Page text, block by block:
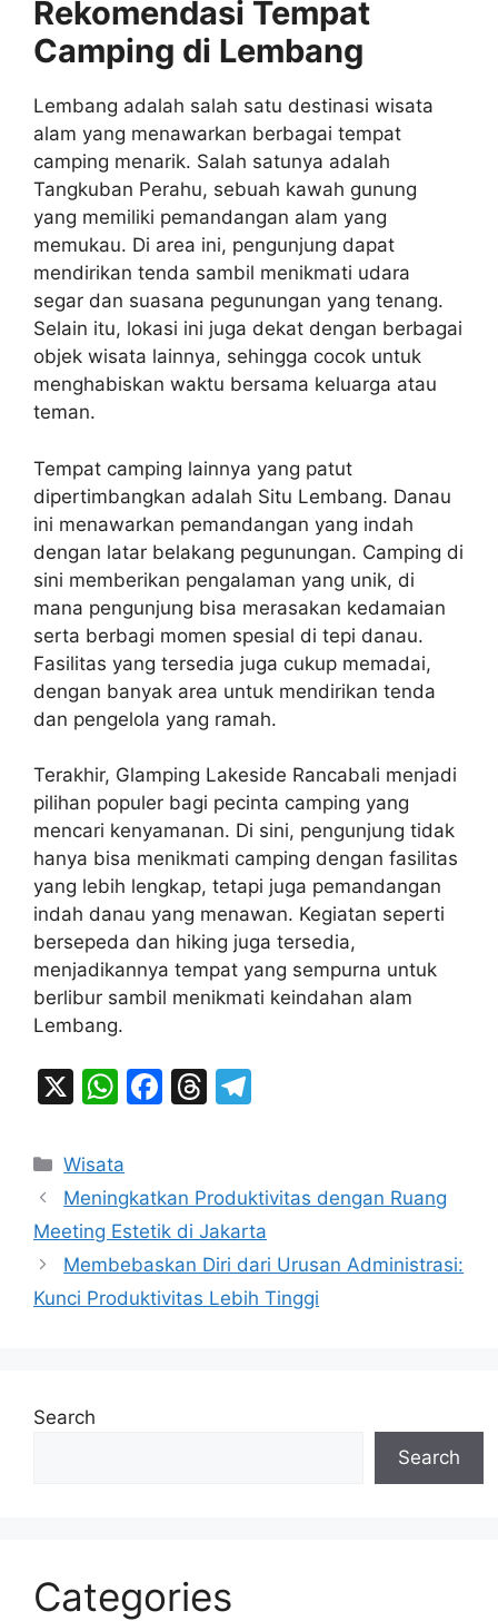
Rekomendasi Tempat
Camping di Lembang
Lembang adalah salah satu destinasi wisata
alam yang menawarkan berbagai tempat
camping menarik. Salah satunya adalah
Tangkuban Perahu, sebuah kawah gunung
yang memiliki pemandangan alam yang
memukau. Di area ini, pengunjung dapat
mendirikan tenda sambil menikmati udara
segar dan suasana pegunungan yang tenang.
Selain itu, lokasi ini juga dekat dengan berbagai
objek wisata lainnya, sehingga cocok untuk
menghabiskan waktu bersama keluarga atau
teman.
Tempat camping lainnya yang patut
dipertimbangkan adalah Situ Lembang. Danau
ini menawarkan pemandangan yang indah
dengan latar belakang pegunungan. Camping di
sini memberikan pengalaman yang unik, di
mana pengunjung bisa merasakan kedamaian
serta berbagi momen spesial di tepi danau.
Fasilitas yang tersedia juga cukup memadai,
dengan banyak area untuk mendirikan tenda
dan pengelola yang ramah.
Terakhir, Glamping Lakeside Rancabali menjadi
pilihan populer bagi pecinta camping yang
mencari kenyamanan. Di sini, pengunjung tidak
hanya bisa menikmati camping dengan fasilitas
yang lebih lengkap, tetapi juga pemandangan
indah danau yang menawan. Kegiatan seperti
bersepeda dan hiking juga tersedia,
menjadikannya tempat yang sempurna untuk
berlibur sambil menikmati keindahan alam
Lembang.
X
W
at
s
A
p
p
F
e
b
o
o
T
a
d
s
gr
a
m
Categories
Wisata
Meningkatkan Produktivitas dengan Ruang
Meeting Estetik di Jakarta
Membebaskan Diri dari Urusan Administrasi:
Kunci Produktivitas Lebih Tinggi
Search
Search
Categories